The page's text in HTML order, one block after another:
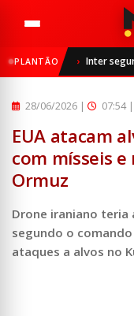
PLANTÃO Inter
Mundo
EUA atacam alvos
28/06/2026 | 07:54 |
EUA atacam
com mísseis
Ormuz
Drone iraniano
segundo o
ataques a alvos no